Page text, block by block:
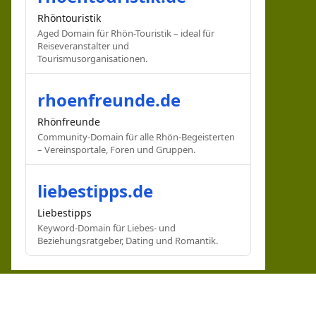
Rhöntouristik
Aged Domain für Rhön-Touristik – ideal für
Reiseveranstalter und
Tourismusorganisationen.
rhoenfreunde.de
Rhönfreunde
Community-Domain für alle Rhön-Begeisterten
– Vereinsportale, Foren und Gruppen.
liebestipps.de
Liebestipps
Keyword-Domain für Liebes- und
Beziehungsratgeber, Dating und Romantik.